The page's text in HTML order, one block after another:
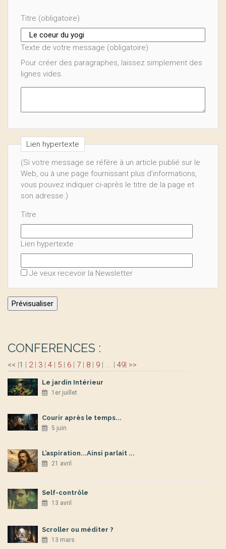
Titre (obligatoire)
Texte de votre message (obligatoire)
Pour créer des paragraphes, laissez simplement des
lignes vides.
Lien hypertexte
(Si votre message se réfère à un article publié sur le
Web, ou à une page fournissant plus d’informations,
vous pouvez indiquer ci-après le titre de la page et
son adresse.)
Titre
Lien hypertexte
Je veux recevoir la Newsletter
CONFERENCES :
<< |1 | 2| 3 | 4 | 5 | 6 | 7 | 8 | 9 | ... | 49| >>
Le jardin Intérieur
1er juillet
Courir après le temps...
5 juin
L’aspiration...Ainsi parlait ...
21 avril
Self-contrôle
13 avril
Scroller ou méditer ?
13 mars